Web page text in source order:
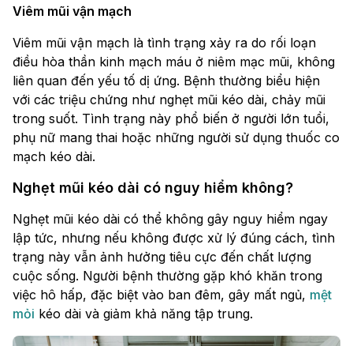
Viêm mũi vận mạch
Viêm mũi vận mạch là tình trạng xảy ra do rối loạn
điều hòa thần kinh mạch máu ở niêm mạc mũi, không
liên quan đến yếu tố dị ứng. Bệnh thường biểu hiện
với các triệu chứng như nghẹt mũi kéo dài, chảy mũi
trong suốt. Tình trạng này phổ biến ở người lớn tuổi,
phụ nữ mang thai hoặc những người sử dụng thuốc co
mạch kéo dài.
Nghẹt mũi kéo dài có nguy hiểm không?
Nghẹt mũi kéo dài có thể không gây nguy hiểm ngay
lập tức, nhưng nếu không được xử lý đúng cách, tình
trạng này vẫn ảnh hưởng tiêu cực đến chất lượng
cuộc sống. Người bệnh thường gặp khó khăn trong
việc hô hấp, đặc biệt vào ban đêm, gây mất ngủ, mệt
mỏi kéo dài và giảm khả năng tập trung.